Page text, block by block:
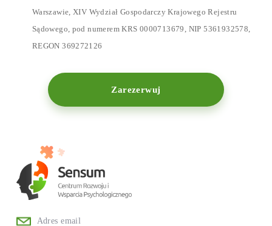
Warszawie, XIV Wydział Gospodarczy Krajowego Rejestru
Sądowego, pod numerem KRS 0000713679, NIP 5361932578,
REGON 369272126
Zarezerwuj
Adres email